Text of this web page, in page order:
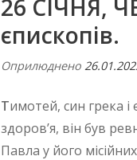
26 СІЧНЯ,
єпископів.
Оприлюднено
Тимотей, син грека
здоров’я, він був
Павла у його